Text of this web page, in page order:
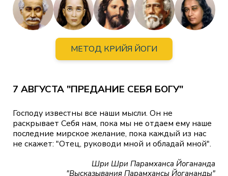
МЕТОД КРИЙЯ ЙОГИ
7 АВГУСТА "ПРЕДАНИЕ СЕБЯ БОГУ"
Господу известны все наши мысли. Он не
раскрывает Себя нам, пока мы не отдаем ему наше
последние мирское желание, пока каждый из нас
не скажет: "Отец, руководи мной и обладай мной".
Шри Шри Парамханса Йогананда
"Высказывания Парамхансы Йогананды"